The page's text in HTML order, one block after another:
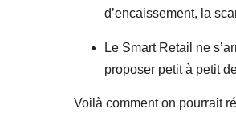
d’encaissement, la
Le Smart Retail ne
proposer petit à petit
Voilà comment on pourrait